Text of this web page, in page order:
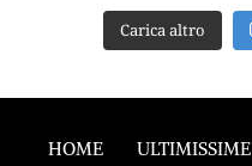
Carica altro
HOME ULTIMISSIME